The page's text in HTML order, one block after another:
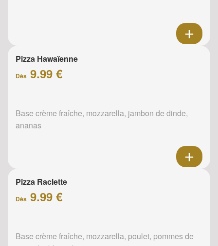
Pizza Hawaïenne
Dès 9.99 €
Base crème fraîche, mozzarella, jambon de dinde,
ananas
Pizza Raclette
Dès 9.99 €
Base crème fraîche, mozzarella, poulet, pommes de